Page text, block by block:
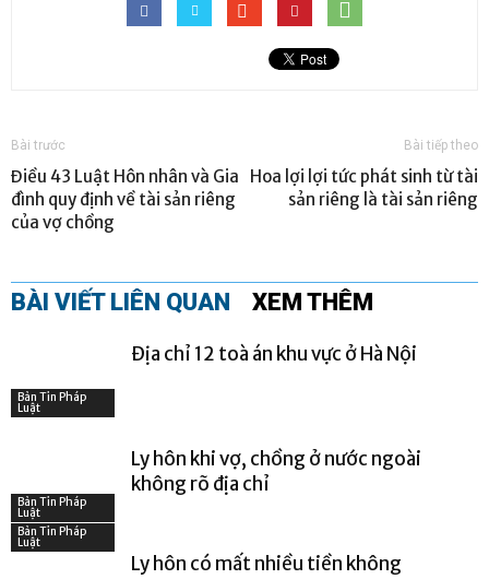
Bài trước
Điều 43 Luật Hôn nhân và Gia
đình quy định về tài sản riêng
của vợ chồng
Bài tiếp theo
Hoa lợi lợi tức phát sinh từ tài
sản riêng là tài sản riêng
BÀI VIẾT LIÊN QUAN XEM THÊM
Bản Tin Pháp
Luật
Địa chỉ 12 toà án khu vực ở Hà Nội
Bản Tin Pháp
Luật
Ly hôn khi vợ, chồng ở nước ngoài
không rõ địa chỉ
Bản Tin Pháp
Luật
Ly hôn có mất nhiều tiền không